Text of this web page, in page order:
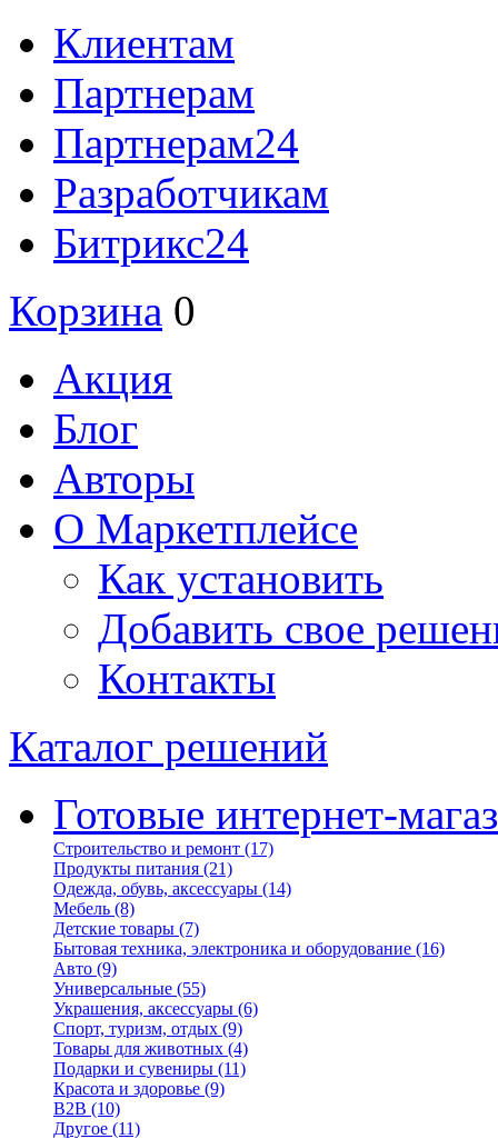
Клиентам
Партнерам
Партнерам24
Разработчикам
Битрикс24
Корзина 0
Акция
Блог
Авторы
О Маркетплейсе
Как установить
Добавить свое
Контакты
Каталог решений
Готовые интернет-
Строительство и ремонт (17)
Продукты питания (21)
Одежда, обувь, аксессуары (14)
Мебель (8)
Детские товары (7)
Бытовая техника, электроника и оборудование (16)
Авто (9)
Универсальные (55)
Украшения, аксессуары (6)
Спорт, туризм, отдых (9)
Товары для животных (4)
Подарки и сувениры (11)
Красота и здоровье (9)
B2B (10)
Другое (11)